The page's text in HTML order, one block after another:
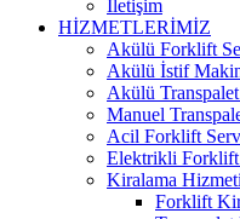
İletişim
HİZMETLERİMİZ
Akülü Forklift
Akülü İstif
Akülü
Manuel
Acil Forklift
Elektrikli Forklift
Kiralama Hizmeti
Forklift